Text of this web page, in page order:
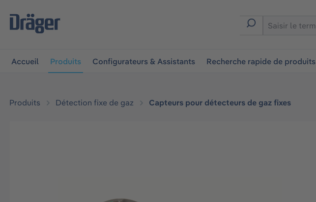
à la navigation principale
Accueil Produits Configurateurs & Assistants Recherche rapide de produits
Produits Détection fixe de gaz Capteurs pour détecteurs de gaz fixes